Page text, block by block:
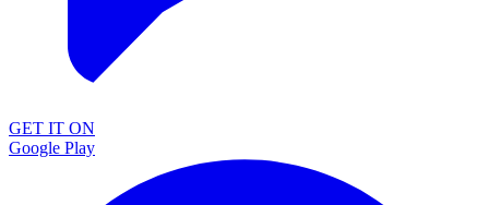
GET IT ON
Google Play